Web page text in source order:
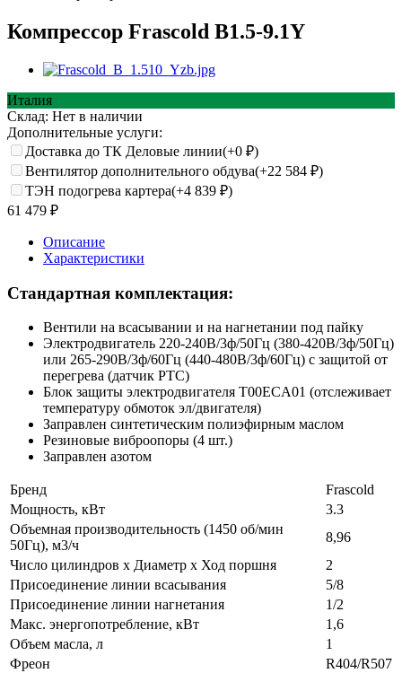
Компрессор Frascold B1.5-9.1Y
Италия
Склад: Нет в наличии
Дополнительные услуги:
Доставка до ТК Деловые линии(+0 ₽)
Вентилятор дополнительного обдува(+22 584 ₽)
ТЭН подогрева картера(+4 839 ₽)
61 479 ₽
Описание
Характеристики
Стандартная комплектация:
Вентили на всасывании и на нагнетании под пайку
Электродвигатель 220-240В/3ф/50Гц (380-420В/3ф/50Гц)
или 265-290В/3ф/60Гц (440-480В/3ф/60Гц) с защитой от
перегрева (датчик PTC)
Блок защиты электродвигателя T00ECA01 (отслеживает
температуру обмоток эл/двигателя)
Заправлен синтетическим полиэфирным маслом
Резиновые виброопоры (4 шт.)
Заправлен азотом
Бренд
Frascold
Мощность, кВт
3.3
Объемная производительность (1450 об/мин
50Гц), м3/ч
8,96
Число цилиндров х Диаметр х Ход поршня
2
Присоединение линии всасывания
5/8
Присоединение линии нагнетания
1/2
Макс. энергопотребление, кВт
1,6
Объем масла, л
1
Фреон
R404/R507